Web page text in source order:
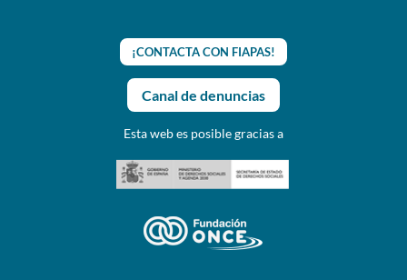
¡CONTACTA CON FIAPAS!
Canal de denuncias
Esta web es posible gracias a